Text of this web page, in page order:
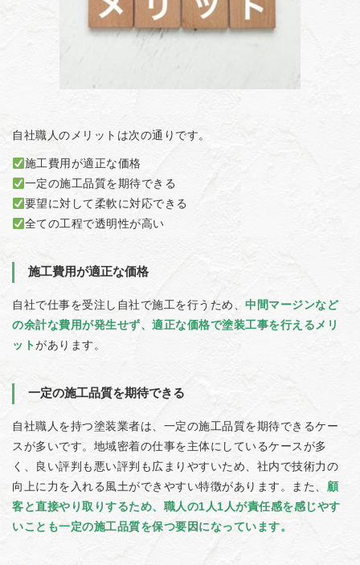
自社職人のメリットは次の通りです。
施工費用が適正な価格
一定の施工品質を期待できる
要望に対して柔軟に対応できる
全ての工程で透明性が高い
施工費用が適正な価格
自社で仕事を受注し自社で施工を行うため、 中間マージンなど
の余計な費用が発生せず、適正な価格で塗装工事を行えるメリ
ットがあります。
一定の施工品質を期待できる
自社職人を持つ塗装業者は、一定の施工品質を期待できるケー
スが多いです。地域密着の仕事を主体にしているケースが多
く、良い評判も悪い評判も広まりやすいため、社内で技術力の
向上に力を入れる風土ができやすい特徴があります。また、 顧
客と直接やり取りするため、職人の1人1人が責任感を感じやす
いことも一定の施工品質を保つ要因になっています。